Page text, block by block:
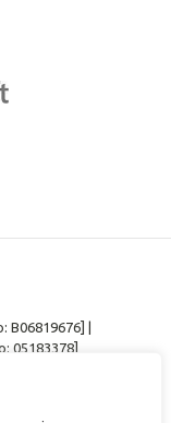
B06819676] |
05183378]